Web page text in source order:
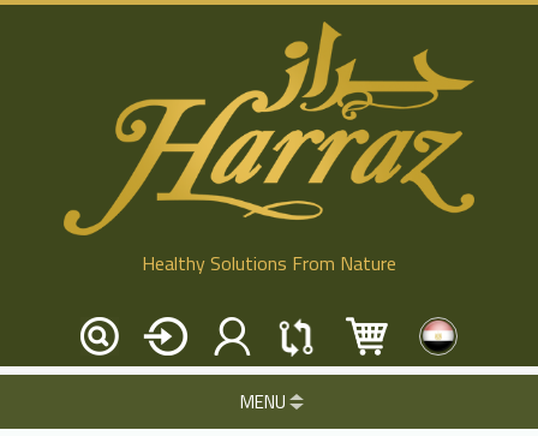
Healthy Solutions From Nature
MENU